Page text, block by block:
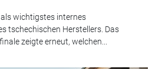
wichtigstes internes
tschechischen Herstellers. Das
zeigte erneut, welchen...